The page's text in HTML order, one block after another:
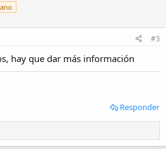
#3
hay que dar más información
Responder